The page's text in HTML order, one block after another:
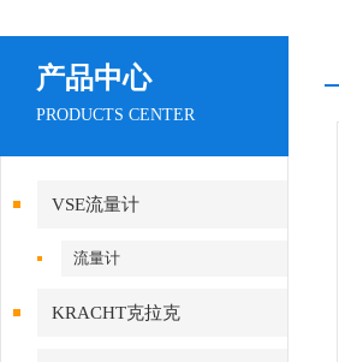
产品中心
PRODUCTS CENTER
VSE流量计
流量计
KRACHT克拉克